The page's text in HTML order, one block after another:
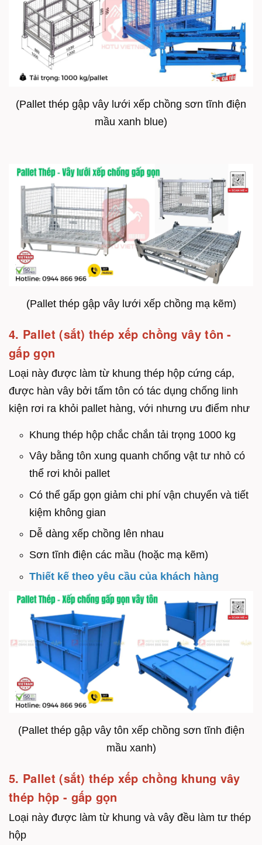
(Pallet thép gập vây lưới xếp chồng sơn tĩnh điện
mầu xanh blue)
(Pallet thép gập vây lưới xếp chồng mạ kẽm)
4. Pallet (sắt) thép xếp chồng vây tôn -
gấp gọn
Loại này được làm từ khung thép hộp cứng cáp,
được hàn vây bởi tấm tôn có tác dụng chống linh
kiện rơi ra khỏi pallet hàng, với nhưng ưu điểm như
Khung thép hộp chắc chắn tải trọng 1000 kg
Vây bằng tôn xung quanh chống vật tư nhỏ có
thể rơi khỏi pallet
Có thể gấp gọn giảm chi phí vận chuyển và tiết
kiệm không gian
Dễ dàng xếp chồng lên nhau
Sơn tĩnh điện các mầu (hoặc mạ kẽm)
Thiết kế theo yêu cầu của khách hàng
(Pallet thép gập vây tôn xếp chồng sơn tĩnh điện
mầu xanh)
5. Pallet (sắt) thép xếp chồng khung vây
thép hộp - gấp gọn
Loại này được làm từ khung và vây đều làm tư thép
hộp